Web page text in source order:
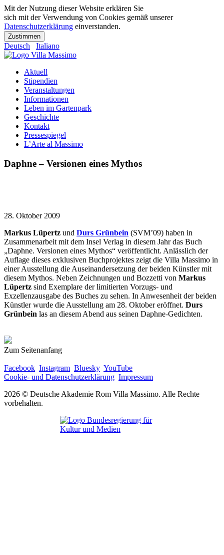
Mit der Nutzung dieser Website erklären Sie
sich mit der Verwendung von Cookies gemäß unserer
Datenschutzerklärung einverstanden.
Zustimmen
Deutsch Italiano
Aktuell
Stipendien
Veranstaltungen
Informationen
Leben im Gartenpark
Geschichte
Kontakt
Pressespiegel
L’Arte al Massimo
Daphne – Versionen eines Mythos
28. Oktober 2009
Markus Lüpertz und Durs Grünbein (SVM’09) haben in
Zusammenarbeit mit dem Insel Verlag in diesem Jahr das Buch
„Daphne. Versionen eines Mythos“ veröffentlicht. Anlässlich der
Auflage dieses exklusiven Buchprojektes zeigt die Villa Massimo in
einer Ausstellung die Auseinandersetzung der beiden Künstler mit
diesem Mythos. Neben Zeichnungen und Bozzetti von Markus
Lüpertz sind Exemplare der limitierten Vorzugs- und
Exzellenzausgabe des Buches zu sehen. In Anwesenheit der beiden
Künstler wurde die Ausstellung am 28. Oktober eröffnet. Durs
Grünbein las an diesem Abend aus seinen Daphne-Gedichten.
Zum Seitenanfang
Facebook Instagram Bluesky YouTube
Cookie- und Datenschutzerklärung Impressum
2026 © Deutsche Akademie Rom Villa Massimo. Alle Rechte
vorbehalten.